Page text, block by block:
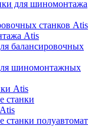
для шиномонтажа
станков Atis
Atis
балансировочных
шиномонтажных
Atis
станки
полуавтомат